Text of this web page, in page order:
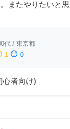
またやりたいと思
代 / 東京都
1 sentiment_dissatisfied 0
心者向け)